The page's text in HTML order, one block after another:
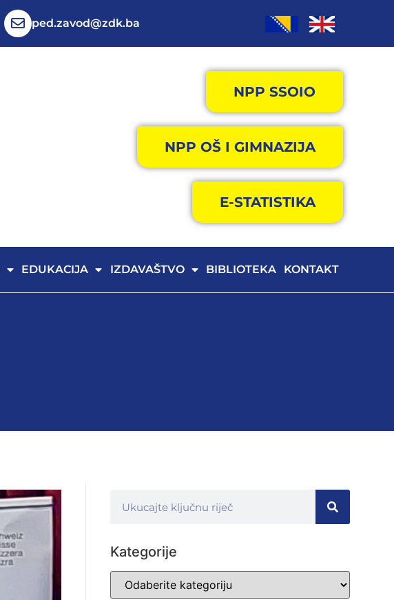
ped.zavod@zdk.ba
NPP SSOIO
NPP OŠ I GIMNAZIJA
E-STATISTIKA
EDUKACIJA IZDAVAŠTVO BIBLIOTEKA KONTAKT
Kategorije